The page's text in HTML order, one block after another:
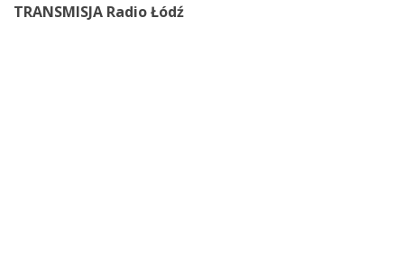
TRANSMISJA Radio Łódź